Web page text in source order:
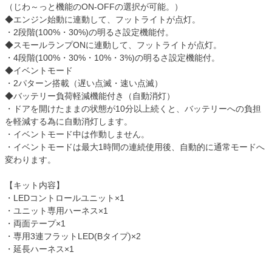
（じわ～っと機能のON-OFFの選択が可能。）
◆エンジン始動に連動して、フットライトが点灯。
・2段階(100%・30%)の明るさ設定機能付。
◆スモールランプONに連動して、フットライトが点灯。
・4段階(100%・30%・10%・3%)の明るさ設定機能付。
◆イベントモード
・2パターン搭載（遅い点滅・速い点滅）
◆バッテリー負荷軽減機能付き（自動消灯）
・ドアを開けたままの状態が10分以上続くと、バッテリーへの負担
を軽減する為に自動消灯します。
・イベントモード中は作動しません。
・イベントモードは最大1時間の連続使用後、自動的に通常モードへ
変わります。
【キット内容】
・LEDコントロールユニット×1
・ユニット専用ハーネス×1
・両面テープ×1
・専用3連フラットLED(Bタイプ)×2
・延長ハーネス×1